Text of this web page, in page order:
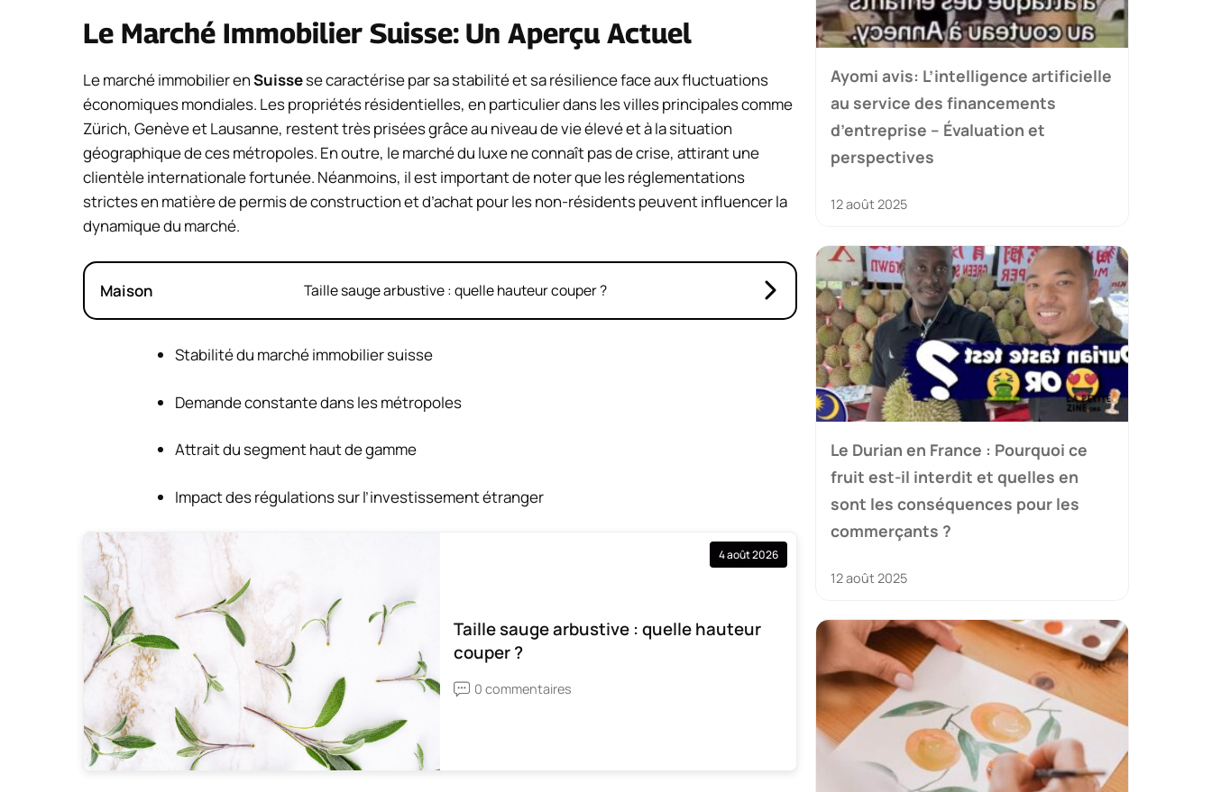
Le Marché Immobilier Suisse: Un Aperçu Actuel
Le marché immobilier enSuissese caractérise par sa stabilité et sa résilience face aux fluctuations
économiques mondiales. Les propriétés résidentielles, en particulier dans les villes principales comme
Zürich, Genève et Lausanne, restent très prisées grâce au niveau de vie élevé et à la situation
géographique de ces métropoles. En outre, le marché du luxe ne connaît pas de crise, attirant une
clientèle internationale fortunée. Néanmoins, il est important de noter que les réglementations
strictes en matière de permis de construction et d’achat pour les non-résidents peuvent influencer la
dynamique du marché.
Maison Taille sauge arbustive : quelle hauteur couper ?
Stabilité du marché immobilier suisse
Demande constante dans les métropoles
Attrait du segment haut de gamme
Impact des régulations sur l’investissement étranger
4 août 2026
Taille sauge arbustive : quelle hauteur
couper ?
0 commentaires
Ayomi avis: L’intelligence artificielle
au service des financements
d’entreprise – Évaluation et
perspectives
12 août 2025
Le Durian en France : Pourquoi ce
fruit est-il interdit et quelles en
sont les conséquences pour les
commerçants ?
12 août 2025